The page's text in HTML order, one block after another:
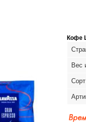
Кофе
Вес